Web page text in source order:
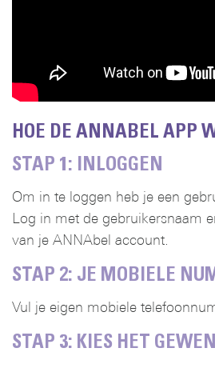
HOE DE ANNABEL APP
STAP 1: INLOGGEN
Om in te loggen heb je een
Log in met de gebruikersnaam
van je ANNAbel account.
STAP 2: JE MOBIELE
Vul je eigen mobiele
STAP 3: KIES HET